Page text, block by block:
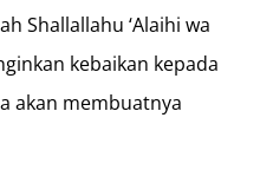
Shallallahu ‘Alaihi wa
kebaikan kepada
akan membuatnya